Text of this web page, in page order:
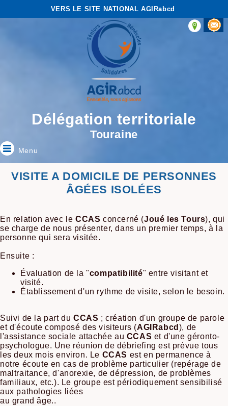
VERS LE SITE NATIONAL AGIRabcd
Délégation territoriale
Touraine
Menu
VISITE A DOMICILE DE PERSONNES
ÂGÉES ISOLÉES
En relation avec le CCAS concerné (Joué les Tours), qui
se charge de nous présenter, dans un premier temps, à la
personne qui sera visitée.
Ensuite :
Évaluation de la "compatibilité" entre visitant et
visité.
Établissement d'un rythme de visite, selon le besoin.
Suivi de la part du CCAS ; création d'un groupe de parole
et d'écoute composé des visiteurs (AGIRabcd ), de
l'assistance sociale attachée au CCAS et d'une géronto-
psychologue. Une réunion de débriefing est prévue tous
les deux mois environ. Le CCAS est en permanence à
notre écoute en cas de problème particulier (repérage de
maltraitance, d'anorexie, de dépression, de problèmes
familiaux, etc.). Le groupe est périodiquement sensibilisé
aux pathologies liées
au grand âge..